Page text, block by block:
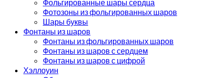
Фольгированные шары сердца
Фотозоны из фольгированных шаров
Шары буквы
Фонтаны из шаров
Фонтаны из фольгированных шаров
Фонтаны из шаров с сердцем
Фонтаны из шаров с цифрой
Хэллоуин